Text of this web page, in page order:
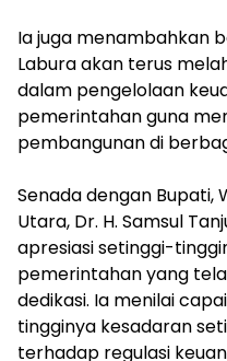
‎Ia juga menambahkan
Labura akan terus
dalam pengelolaan
pemerintahan guna
pembangunan di
Senada dengan Bupati,
Utara, Dr. H. Samsul
apresiasi setinggi-
pemerintahan yang
dedikasi. Ia menilai
tingginya kesadaran
terhadap regulasi